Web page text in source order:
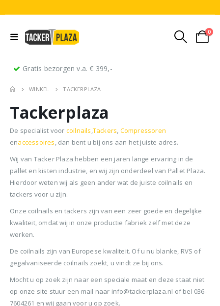
0
Gratis bezorgen v.a. € 399,-
WINKEL TACKERPLAZA
Tackerplaza
De specialist voor coilnails,Tackers, Compressoren
enaccessoires, dan bent u bij ons aan het juiste adres.
Wij van Tacker Plaza hebben een jaren lange ervaring in de
pallet en kisten industrie, en wij zijn onderdeel van Pallet Plaza.
Hierdoor weten wij als geen ander wat de juiste coilnails en
tackers voor u zijn.
Onze coilnails en tackers zijn van een zeer goede en degelijke
kwaliteit, omdat wij in onze productie fabriek zelf met deze
werken.
De coilnails zijn van Europese kwaliteit. Of u nu blanke, RVS of
gegalvaniseerde coilnails zoekt, u vindt ze bij ons.
Mocht u op zoek zijn naar een speciale maat en deze staat niet
op onze site stuur een mail naar info@tackerplaza.nl of bel 036-
7604261 en wij gaan voor u op zoek.
0 out of 5
BTW)
0out of 5
€88,35
BTW)
Rolnagels RVS 2.5x65mm (1200st) plastic gebonden
0out of 5
680,00
prijs
€680,00.
prijs
€599,50.
(€725,40incl.
BTW)
0out of 5
€ 680,00
Oorspronkelijke
was:
€565,00 Huidige
is:
(€683,65incl.